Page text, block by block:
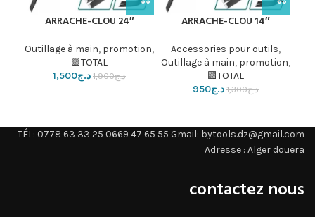
ARRACHE-CLOU 14″
Accessories pour outils,
Outillage à main, promotion,
TOTAL🟩
د.ج1,300 د.ج950
ARRACHE-CLOU 24″
Outillage à main, promotion,
TOTAL🟩
د.ج1,900 د.ج1,500
TÉL: 0778 63 33 25 0669 47 65 55 Gmail: bytools.dz@gmail.com
Adresse : Alger douera
contactez nous